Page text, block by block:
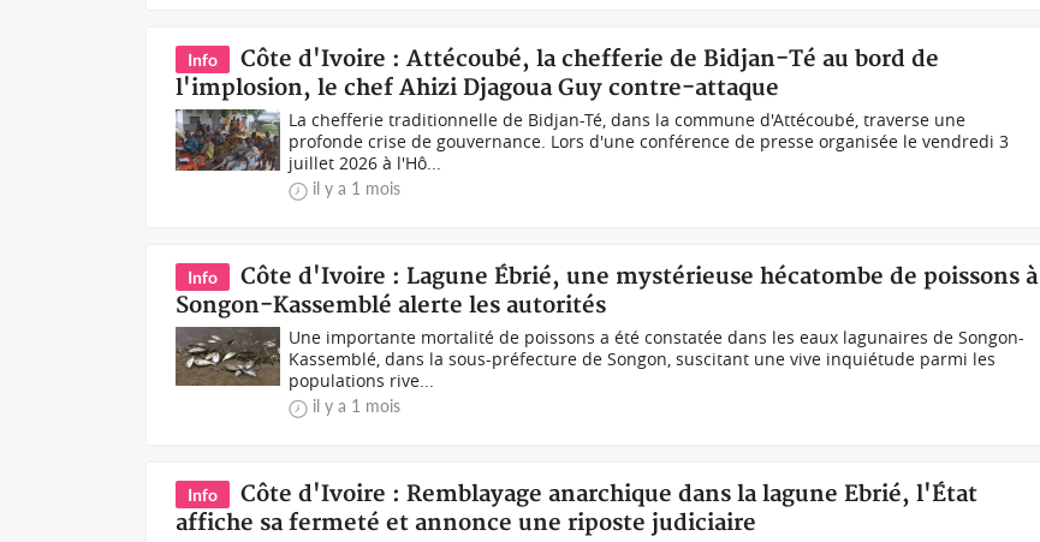
Info
Côte d'Ivoire : Attécoubé, la chefferie de Bidjan-Té au bord de
l'implosion, le chef Ahizi Djagoua Guy contre-attaque
La chefferie traditionnelle de Bidjan-Té, dans la commune d'Attécoubé, traverse une
profonde crise de gouvernance. Lors d'une conférence de presse organisée le vendredi 3
juillet 2026 à l'Hô...
il y a 1 mois
Info
Côte d'Ivoire : Lagune Ébrié, une mystérieuse hécatombe de poissons à
Songon-Kassemblé alerte les autorités
Une importante mortalité de poissons a été constatée dans les eaux lagunaires de Songon-
Kassemblé, dans la sous-préfecture de Songon, suscitant une vive inquiétude parmi les
populations rive...
il y a 1 mois
Info
Côte d'Ivoire : Remblayage anarchique dans la lagune Ebrié, l'État
affiche sa fermeté et annonce une riposte judiciaire